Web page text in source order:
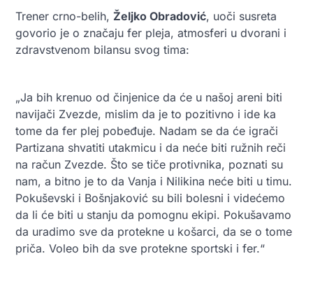
Trener crno-belih, Željko Obradović, uoči susreta
govorio je o značaju fer pleja, atmosferi u dvorani i
zdravstvenom bilansu svog tima:
„Ja bih krenuo od činjenice da će u našoj areni biti
navijači Zvezde, mislim da je to pozitivno i ide ka
tome da fer plej pobeđuje. Nadam se da će igrači
Partizana shvatiti utakmicu i da neće biti ružnih reči
na račun Zvezde. Što se tiče protivnika, poznati su
nam, a bitno je to da Vanja i Nilikina neće biti u timu.
Pokuševski i Bošnjaković su bili bolesni i videćemo
da li će biti u stanju da pomognu ekipi. Pokušavamo
da uradimo sve da protekne u košarci, da se o tome
priča. Voleo bih da sve protekne sportski i fer.“